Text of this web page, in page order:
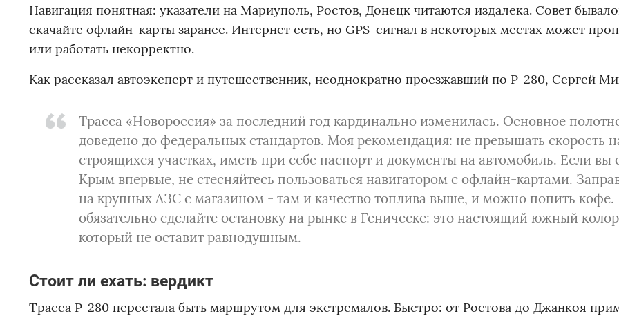
Навигация понятная: указатели на Мариуполь, Ростов, Донецк читаются издалека. Совет
скачайте офлайн-карты заранее. Интернет есть, но GPS-сигнал в некоторых местах может
или работать некорректно.
Как рассказал автоэксперт и путешественник, неоднократно проезжавший по Р-280, Сергей
Трасса «Новороссия» за последний год кардинально изменилась. Основное
доведено до федеральных стандартов. Моя рекомендация: не превышать скорость
строящихся участках, иметь при себе паспорт и документы на автомобиль. Если вы
Крым впервые, не стесняйтесь пользоваться навигатором с офлайн-картами.
на крупных АЗС с магазином - там и качество топлива выше, и можно попить
обязательно сделайте остановку на рынке в Геническе: это настоящий южный
который не оставит равнодушным.
Стоит ли ехать: вердикт
Трасса Р-280 перестала быть маршрутом для экстремалов. Быстро: от Ростова до Джанкоя